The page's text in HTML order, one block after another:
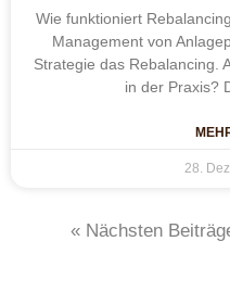
Wie funktioniert
Management von
Strategie das Rebalancing.
in der Praxis?
28.
« Nächsten